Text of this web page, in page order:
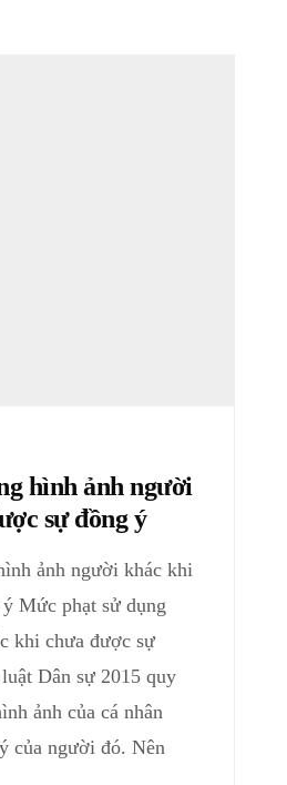
hình ảnh người
sự đồng ý
ảnh người khác khi
Mức phạt sử dụng
khi chưa được sự
Dân sự 2015 quy
ảnh của cá nhân
của người đó. Nên